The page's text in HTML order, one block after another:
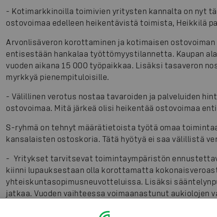
- Kotimarkkinoilla toimivien yritysten kannalta on nyt
ostovoimaa edelleen heikentävistä toimista, Heikkilä
Arvonlisäveron korottaminen ja kotimaisen
entisestään hankalaa työttömyystilannetta. Kaupan
vuoden aikana 15 000 työpaikkaa. Lisäksi tasaveron
myrkkyä pienempituloisille.
- Välillinen verotus nostaa tavaroiden ja palveluiden
ostovoimaa. Mitä järkeä olisi heikentää ostovoimaa
S-ryhmä on tehnyt määrätietoista työtä omaa
kansalaisten ostoskoria. Tätä hyötyä ei saa välillistä
- Yritykset tarvitsevat toimintaympäristön
kiinni lupauksestaan olla korottamatta
yhteiskuntasopimusneuvotteluissa. Lisäksi
jatkaa. Vuoden vaihteessa voimaanastunut aukiolojen